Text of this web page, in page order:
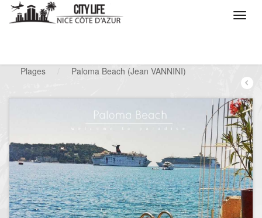
Plages
Paloma Beach (Jean VANNINI)